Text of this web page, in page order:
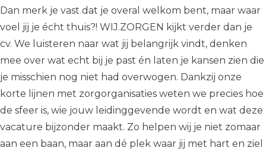
Dan merk je vast dat je overal welkom bent, maar waar
voel jij je écht thuis?! WIJ.ZORGEN kijkt verder dan je
cv. We luisteren naar wat jij belangrijk vindt, denken
mee over wat echt bij je past én laten je kansen zien die
je misschien nog niet had overwogen. Dankzij onze
korte lijnen met zorgorganisaties weten we precies hoe
de sfeer is, wie jouw leidinggevende wordt en wat deze
vacature bijzonder maakt. Zo helpen wij je niet zomaar
aan een baan, maar aan dé plek waar jij met hart en ziel